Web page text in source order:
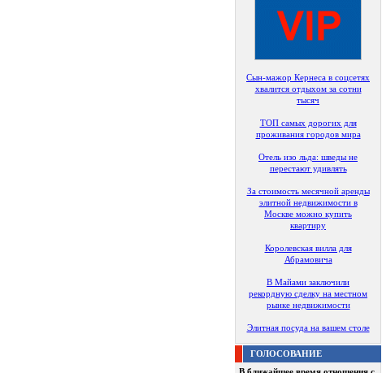
Сын-мажор Кернеса в соцсетях
хвалится отдыхом за сотни
тысяч
ТОП самых дорогих для
проживания городов мира
Отель изо льда: шведы не
перестают удивлять
За стоимость месячной аренды
элитной недвижимости в
Москве можно купить
квартиру
Королевская вилла для
Абрамовича
В Майами заключили
рекордную сделку на местном
рынке недвижимости
Элитная посуда на вашем столе
ГОЛОСОВАНИЕ